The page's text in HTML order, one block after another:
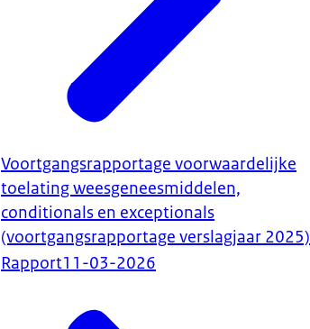
Voortgangsrapportage voorwaardelijke
toelating weesgeneesmiddelen,
conditionals en exceptionals
(voortgangsrapportage verslagjaar 2025)
Rapport11-03-2026